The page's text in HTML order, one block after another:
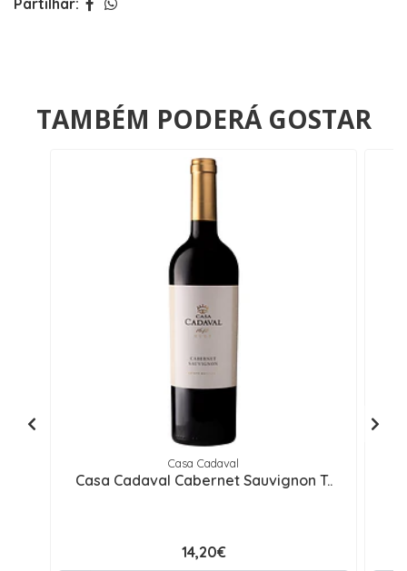
Partilhar:
TAMBÉM PODERÁ GOSTAR
Casa Cadaval
Casa Cadaval Cabernet Sauvignon T..
14,20€